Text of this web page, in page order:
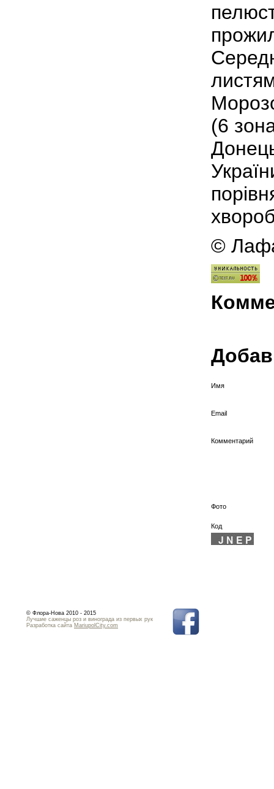
(6
©
Имя
Email
Комментарий
Фото
Код
© Флора-Нова 2010 - 2015
Лучшие саженцы роз и винограда из первых рук
Разработка сайта MariupolCity.com